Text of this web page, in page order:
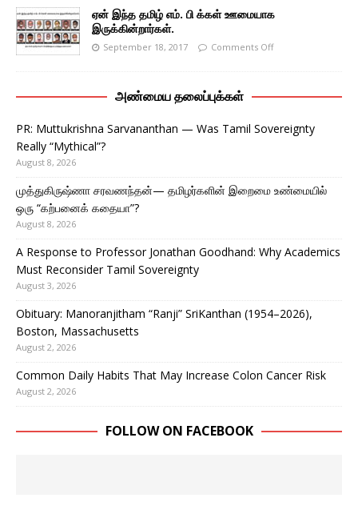
ஏன் இந்த தமிழ் எம். பி க்கள் ஊமையாக
இருக்கின்றார்கள்.
September 18, 2017 Comments Off
அண்மைய தலைப்புக்கள்
PR: Muttukrishna Sarvananthan — Was Tamil Sovereignty
Really “Mythical”?
August 8, 2026
முத்துகிருஷ்ணா சரவணந்தன்— தமிழர்களின் இறைமை உண்மையில்
ஒரு “கற்பனைக் கதையா”?
August 8, 2026
A Response to Professor Jonathan Goodhand: Why Academics
Must Reconsider Tamil Sovereignty
August 3, 2026
Obituary: Manoranjitham “Ranji” SriKanthan (1954–2026),
Boston, Massachusetts
August 2, 2026
Common Daily Habits That May Increase Colon Cancer Risk
August 2, 2026
FOLLOW ON FACEBOOK